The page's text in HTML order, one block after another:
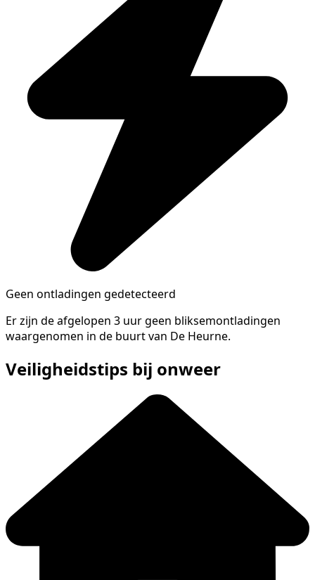
Geen ontladingen gedetecteerd
Er zijn de afgelopen 3 uur geen bliksemontladingen
waargenomen in de buurt van De Heurne.
Veiligheidstips bij onweer